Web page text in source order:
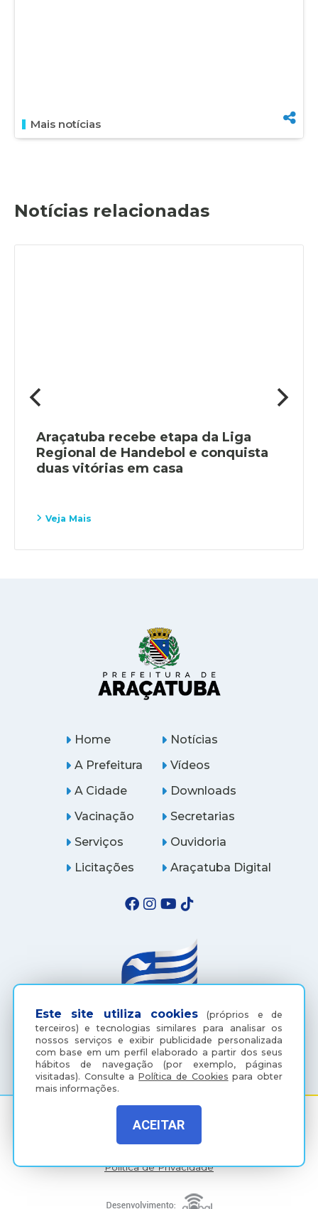
Mais notícias
Notícias relacionadas
Araçatuba recebe etapa da Liga
Regional de Handebol e conquista
duas vitórias em casa
Veja Mais
Este site utiliza cookies (próprios e de
terceiros) e tecnologias similares para analisar os
nossos serviços e exibir publicidade personalizada
com base em um perfil elaborado a partir dos seus
hábitos de navegação (por exemplo, páginas
visitadas). Consulte aPolítica de Cookies para obter
mais informações.
ACEITAR
Home
A Prefeitura
A Cidade
Notícias
Vídeos
Downloads
Vacinação
Serviços
Licitações
Secretarias
Ouvidoria
Araçatuba Digital
(18) 3607-6500
Rua Coelho Neto, 73, Vila São Paulo, Araçatuba - SP, CEP:
Política de Privacidade